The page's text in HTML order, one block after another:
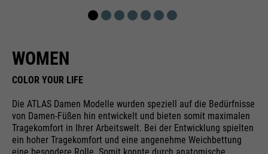
Wird für das Facebook Pixel
WOMEN
COLOR YOUR LIFE
Die ATLAS Damen Modelle wurden speziell auf die Bedürfnisse
von Damen-Füßen hin entwickelt und bieten somit maximalen
Tragekomfort in Ihrer Arbeitswelt. Bei der Entwicklung spielten
ein hoher Tragekomfort und eine angenehme Weichbettung